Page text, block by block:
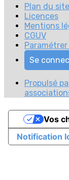
Plan du site
Licences
Mentions
CGUV
Se
Propulsé
Notification
Vos